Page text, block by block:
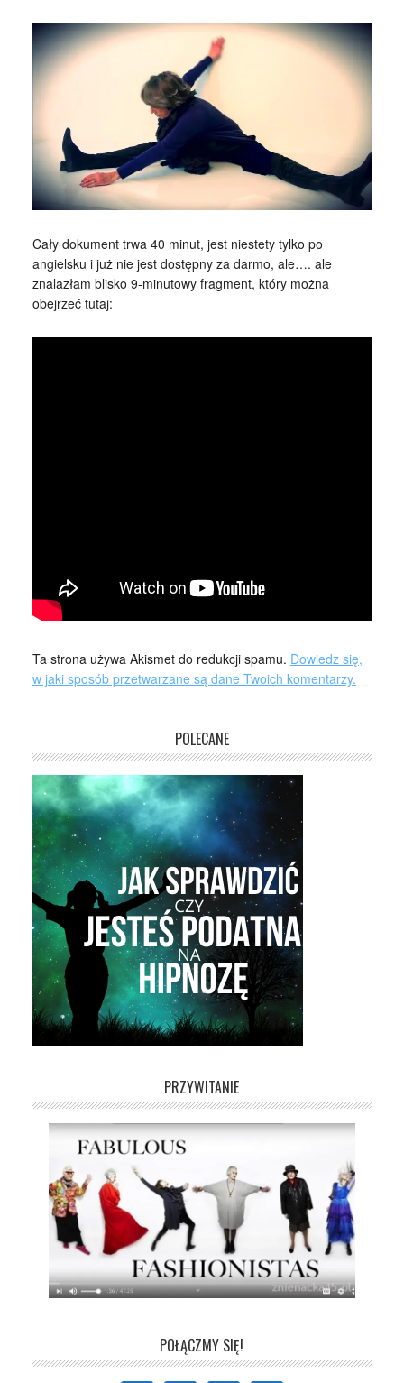
Cały dokument trwa 40 minut, jest niestety tylko po
angielsku i już nie jest dostępny za darmo, ale…. ale
znalazłam blisko 9-minutowy fragment, który można
obejrzeć tutaj:
Ta strona używa Akismet do redukcji spamu. Dowiedz się,
w jaki sposób przetwarzane są dane Twoich komentarzy.
POLECANE
PRZYWITANIE
POŁĄCZMY SIĘ!